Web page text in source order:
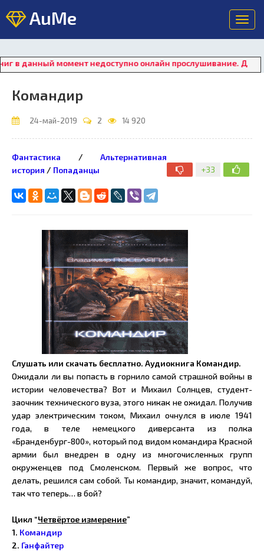
AuMe
момент недоступно онлайн прослушивание. Для
Командир
24-май-2019 2 14 920
+33
Фантастика / Альтернативная
история / Попаданцы
Слушать или скачать бесплатно. Аудиокнига Командир.
Ожидали ли вы попасть в горнило самой страшной войны в
истории человечества? Вот и Михаил Солнцев, студент-
заочник технического вуза, этого никак не ожидал. Получив
удар электрическим током, Михаил очнулся в июле 1941
года, в теле немецкого диверсанта из полка
«Бранденбург-800», который под видом командира Красной
армии был внедрен в одну из многочисленных групп
окруженцев под Смоленском. Первый же вопрос, что
делать, решился сам собой. Ты командир, значит, командуй,
так что теперь… в бой?
Цикл “Четвёртое измерение”
1. Командир
2. Ганфайтер